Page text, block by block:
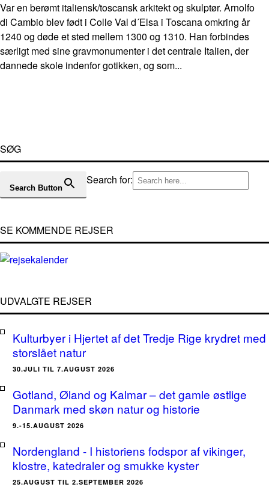
Var en berømt italiensk/toscansk arkitekt og skulptør. Arnolfo
di Cambio blev født i Colle Val d´Elsa i Toscana omkring år
1240 og døde et sted mellem 1300 og 1310. Han forbindes
særligt med sine gravmonumenter i det centrale Italien, der
dannede skole indenfor gotikken, og som...
SØG
Search for:
Search Button
SE KOMMENDE REJSER
UDVALGTE REJSER
Kulturbyer i Hjertet af det Tredje Rige krydret med
storslået natur
30.JULI TIL 7.AUGUST 2026
Gotland, Øland og Kalmar – det gamle østlige
Danmark med skøn natur og historie
9.-15.AUGUST 2026
Nordengland - I historiens fodspor af vikinger,
klostre, katedraler og smukke kyster
25.AUGUST TIL 2.SEPTEMBER 2026